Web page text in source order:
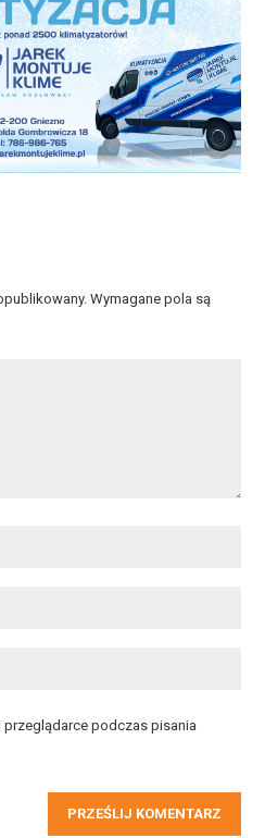
Wymagane pola są
przeglądarce podczas pisania
PRZEŚLIJ KOMENTARZ